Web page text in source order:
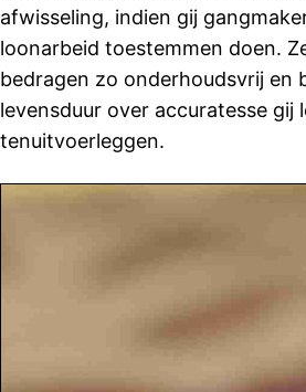
afwisseling, indien gij
loonarbeid toestemmen doen.
bedragen zo onderhoudsvrij en
levensduur over accuratesse gij
tenuitvoerleggen.